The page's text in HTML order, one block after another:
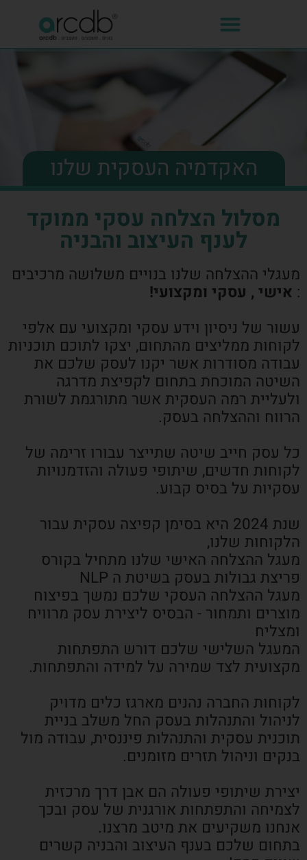
האקדמיה העסקית שלנו
מסלול הצלחה עסקי ממוקד
לענף העיצוב והבניה
מעגלי ההצלחה שלנו בנויים משלושה מרכיבים
: אישי , עסקי ומקצועי!
עשור של ניסיון וידע עסקי ומקצועי עם אלפי
לקוחות ממליצים מהתחום, יצקו לתוכם תוכניות
עבודה מסודרות אשר יקנו לעסק שלכם את
השיטה המוכחת בתחום לקפיצת מדרגה
ולעליית רמה העסקית אשר מתורגמת לשורת
הרווח וההצלחה בעסק.
כל עסק חייב שיטה שתייצר עבורו זרימה של
לקוחות חדשים, שיתופי פעולה והזדמנויות
עסקיות על בסיס קבוע.
שנת 2024 היא בסימן קפיצה עסקית עבור
הלקוחות שלנו,
מעגל ההצלחה האישי שלנו מתחיל בקורס
פריצת גבולות בעסק בשיטת ה NLP
מעגל ההצלחה העסקי שלכם נמשך בפיצוח
מוצרים ותמחור - הבסיס ליצירת עסק מרוויח
ומצליח
המעגל השלישי שלכם דורש התפתחות
מקצועית לצד שמירה על למידה והתפתחות.
לקוחות החברה נהנים מארגז כלים מדויק
לניהול והתנהלות בעסק החל משלב בניית
תוכנית עסקית והתנהלות פיננסית, עבודה מול
בנקים וניהול תזרים מזומנים.
יצירת שיתופי פעולה הם אבן דרך מרכזית
לצמיחה והתפתחות אורגנית של עסק ובכך
אנחנו משקיעים את מיטב מרצנו.
בתחום שלכם בענף העיצוב והבניה קשרים